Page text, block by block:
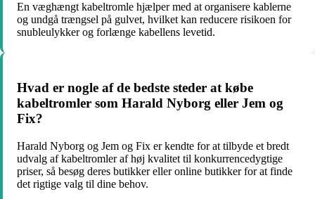
En væghængt kabeltromle hjælper med at organisere kablerne
og undgå trængsel på gulvet, hvilket kan reducere risikoen for
snubleulykker og forlænge kabellens levetid.
Hvad er nogle af de bedste steder at købe
kabeltromler som Harald Nyborg eller Jem og
Fix?
Harald Nyborg og Jem og Fix er kendte for at tilbyde et bredt
udvalg af kabeltromler af høj kvalitet til konkurrencedygtige
priser, så besøg deres butikker eller online butikker for at finde
det rigtige valg til dine behov.